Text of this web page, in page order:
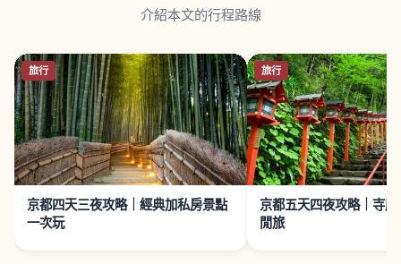
介紹本文的行程路線
旅行
京都四天三夜攻略｜經典加私房景點
一次玩
旅行
京都五天四夜攻略｜寺
閒旅